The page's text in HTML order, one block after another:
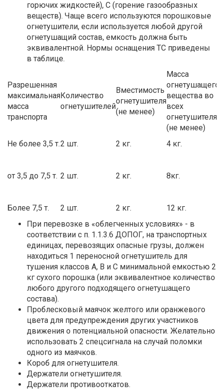
горючих жидкостей), С (горение газообразных
веществ). Чаще всего используются порошковые
огнетушители, если используется любой другой
огнетушащий состав, емкость должна быть
эквивалентной. Нормы оснащения ТС приведены
в таблице.
Разрешенная
максимальная
масса
транспорта
Количество
огнетушителей
Вместимость
огнетушителя
(не менее)
Масса
вещества во
всех
(не менее)
Не более 3,5 т.2 шт. 2 кг. 4 кг.
от 3,5 до 7,5 т. 2 шт. 2 кг. 8кг.
Более 7,5 т. 2 шт. 2 кг.
12 кг.
При перевозке в «облегченных условиях» - в
соответствии с п. 1.1.3.6 ДОПОГ, на транспортных
единицах, перевозящих опасные грузы, должен
находиться 1 переносной огнетушитель для
тушения классов А, В и С минимальной емкостью 2
кг сухого порошка (или эквивалентное количество
любого другого подходящего огнетушащего
состава).
Проблесковый маячок желтого или оранжевого
цвета для предупреждения других участников
движения о потенциальной опасности. Желательно
использовать 2 спецсигнала на случай поломки
одного из маячков.
Короб для огнетушителя.
Держатели огнетушителя.
Держатели противооткатов.